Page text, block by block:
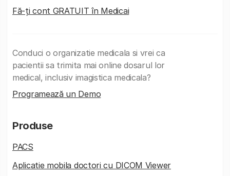
Fă-ți cont GRATUIT în Medicai
Conduci o organizatie medicala si vrei ca
pacientii sa trimita mai online dosarul lor
medical, inclusiv imagistica medicala?
Programează un Demo
Produse
PACS
Aplicatie mobila doctori cu DICOM Viewer